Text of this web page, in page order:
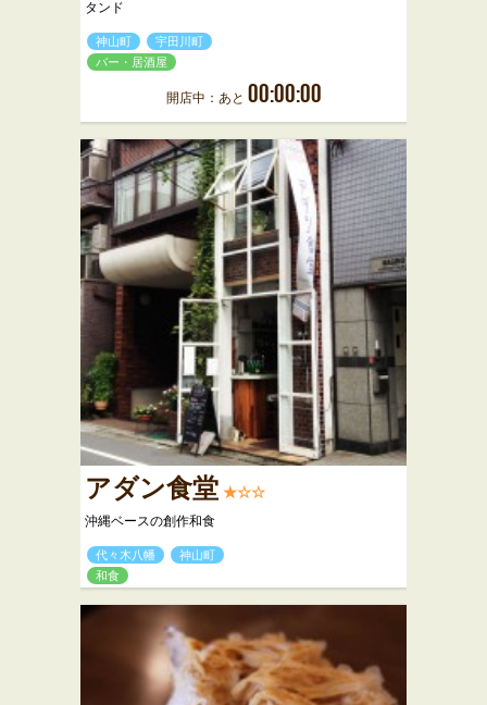
タンド
神山町
宇田川町
バー・居酒屋
開店中：あと 00:00:00
アダン食堂 ★☆☆
沖縄ベースの創作和食
代々木八幡
神山町
和食